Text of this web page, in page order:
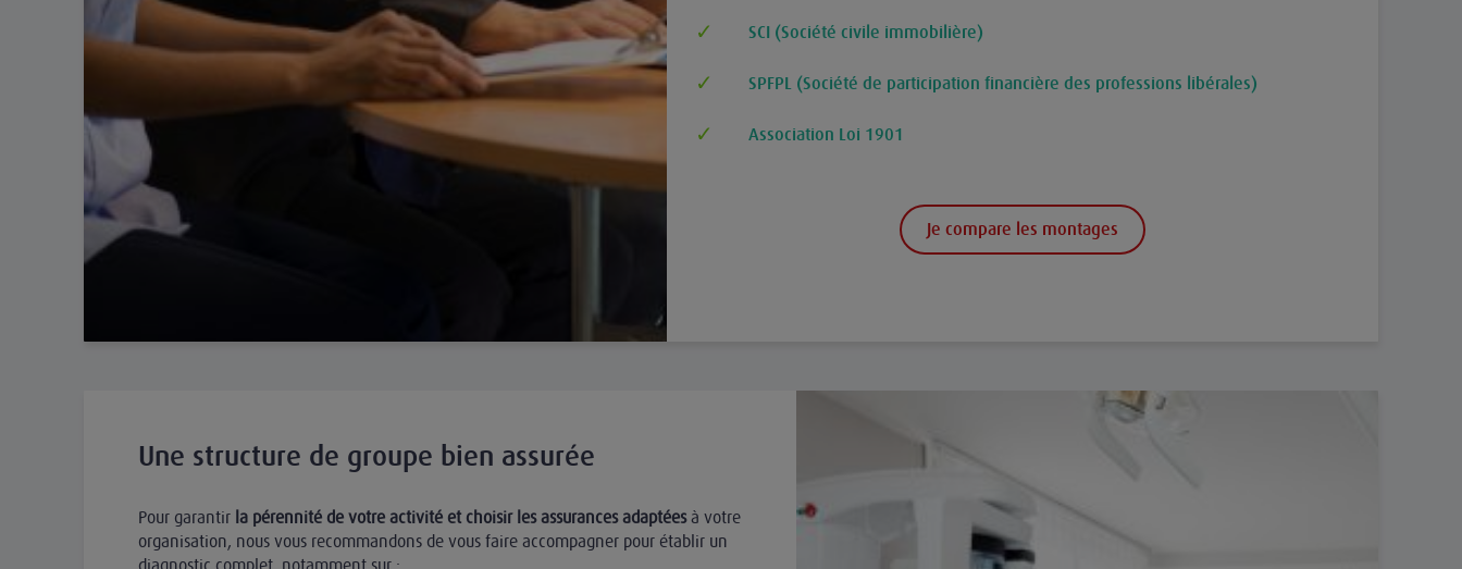
SCI (Société civile immobilière)
SPFPL (Société de participation financière des professions libérales)
Association Loi 1901
Je compare les montages
Une structure de groupe bien assurée
Pour garantir la pérennité de votre activité et choisir les assurances adaptéesà votre
organisation, nous vous recommandons de vous faire accompagner pour établir un
diagnostic complet, notamment sur :